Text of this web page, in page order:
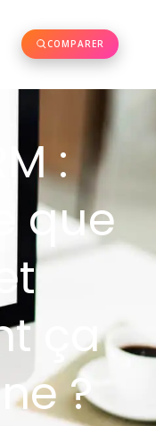
COMPARER
:
que
ça
?